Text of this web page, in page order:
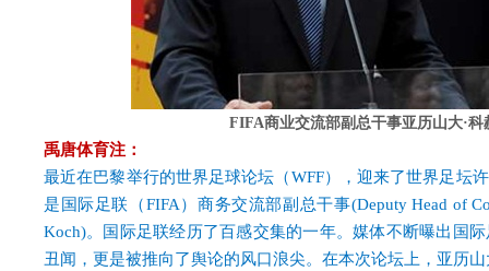
FIFA商业交流部副总干事亚历山大·科
禹唐体育注：
最近在巴黎举行的世界足球论坛（WFF），迎来了世界足坛
是国际足联（FIFA）商务交流部副总干事(Deputy Head of
Koch)。国际足联经历了百感交集的一年。媒体不断曝出国
丑闻，更是被推向了舆论的风口浪尖。在本次论坛上，亚历